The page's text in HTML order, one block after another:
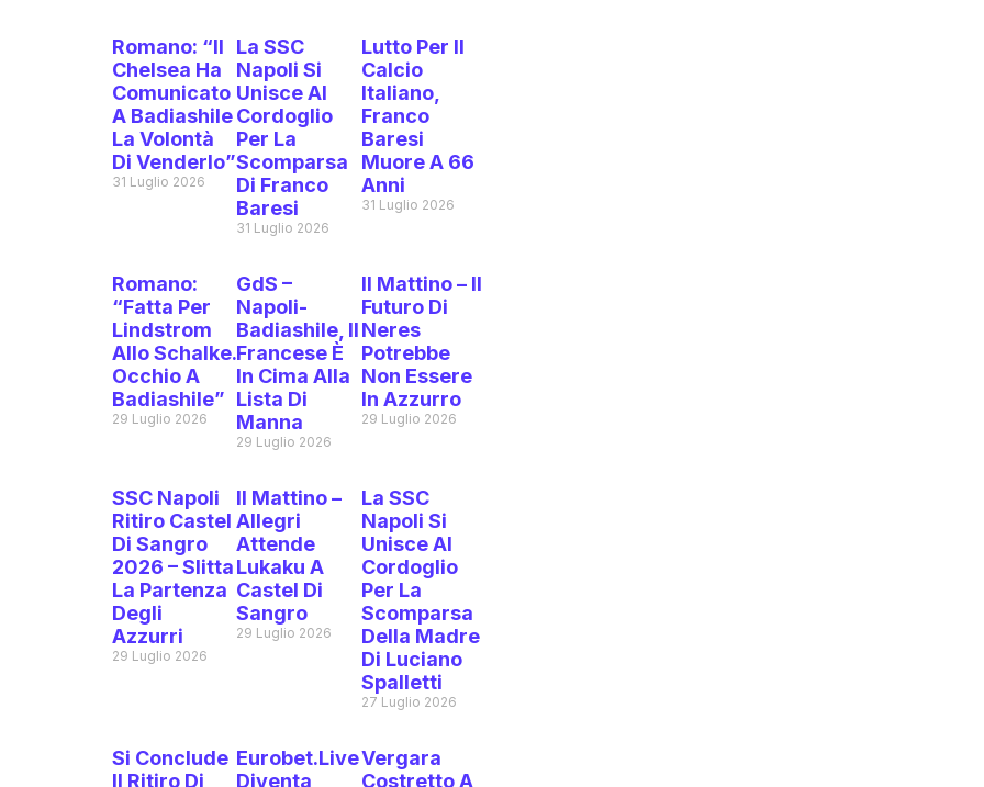
Romano: “Il
Chelsea Ha
Comunicato
A Badiashile
La Volontà
Di Venderlo”
31 Luglio 2026
La SSC
Napoli Si
Unisce Al
Cordoglio
Per La
Scomparsa
Di Franco
Baresi
31 Luglio 2026
Lutto Per Il
Calcio
Italiano,
Franco
Baresi
Muore A 66
Anni
31 Luglio 2026
Romano:
“Fatta Per
Lindstrom
Allo Schalke.
Occhio A
Badiashile”
29 Luglio 2026
GdS –
Napoli-
Badiashile, Il
Francese È
In Cima Alla
Lista Di
Manna
29 Luglio 2026
Il Mattino – Il
Futuro Di
Neres
Potrebbe
Non Essere
In Azzurro
29 Luglio 2026
SSC Napoli
Ritiro Castel
Di Sangro
2026 – Slitta
La Partenza
Degli
Azzurri
29 Luglio 2026
Il Mattino –
Allegri
Attende
Lukaku A
Castel Di
Sangro
29 Luglio 2026
La SSC
Napoli Si
Unisce Al
Cordoglio
Per La
Scomparsa
Della Madre
Di Luciano
Spalletti
27 Luglio 2026
Si Conclude
Il Ritiro Di
Eurobet.live
Diventa
Vergara
Costretto A